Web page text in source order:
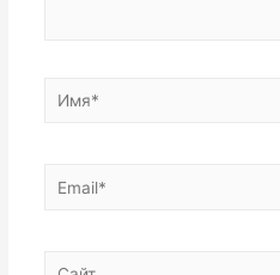
Имя*
Email*
Сайт